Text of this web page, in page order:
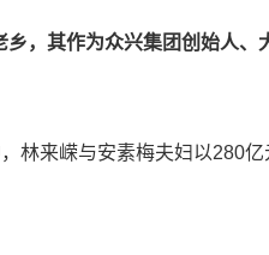
，其作为众兴集团创始人、
林来嵘与安素梅夫妇以280